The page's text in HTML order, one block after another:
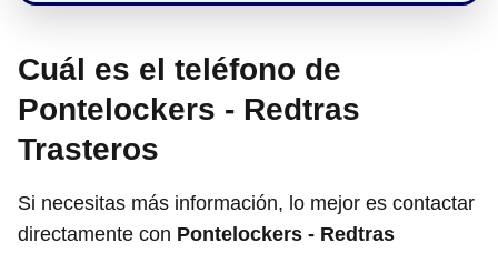
Cuál es el teléfono de
Pontelockers - Redtras
Trasteros
Si necesitas más información, lo mejor es contactar
directamente con Pontelockers - Redtras